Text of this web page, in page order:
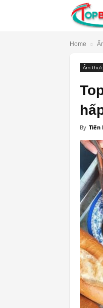
Home
Ẩm thực
By Tiến